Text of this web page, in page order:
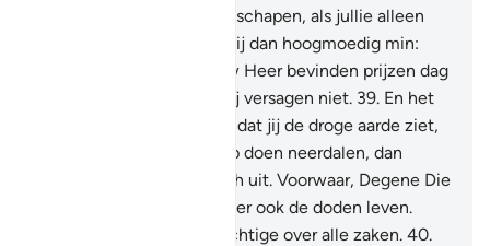
Degene Die hen heeft geschapen, als jullie alleen
Als zij dan hoogmoedig min:
degenen die zich bij jouw Heer bevinden prijzen dag
en nacht Zijn Glorie en zij versagen niet. 39. En het
behoort tot Zijn Tekenen dat jij de droge aarde ziet,
en als Wij er dan water op doen neerdalen, dan
beweegt zij en zet zij zich uit. Voorwaar, Degene Die
haar doet leven, doet zeker ook de doden leven.
Voorwaar, Hij is de Almachtige over alle zaken. 40.